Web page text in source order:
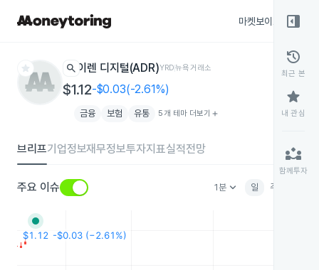
마켓보이스
star search 이렌 디지털(ADR)YRD뉴욕거래소
$1.12-$0.03(-2.61%)
금융 보험 유통 5개 테마 더보기 add
브리프기업정보재무정보투자지표실적전망
주요 이슈 1분keyboard_arrow_down 일 주
right_panel_open
history
최근 본
star
내 관심
partner_exchange
함께투자